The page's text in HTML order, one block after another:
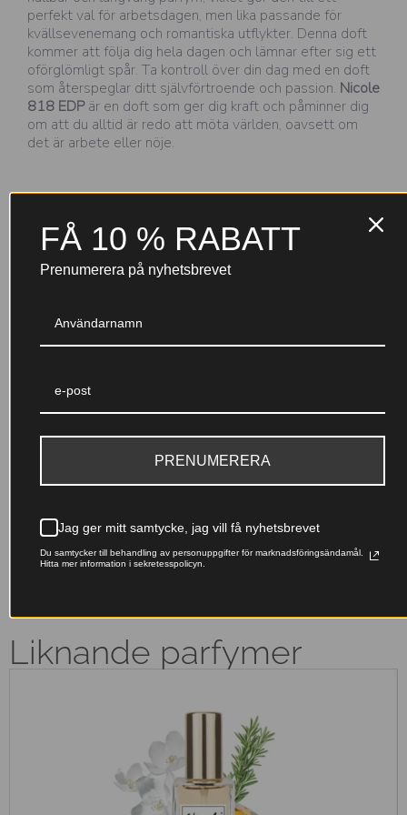
perfekt val för arbetsdagen, men lika passande för
kvällsevenemang och romantiska utflykter. Denna doft
kommer att följa dig hela dagen och lämnar efter sig ett
oförglömligt spår. Ta kontroll över din dag med en doft
som återspeglar ditt självförtroende och passion. Nicole
818 EDPär en doft som ger dig kraft och påminner dig
om att du alltid är redo att möta världen, oavsett om
det är arbete eller nöje.
Varför välja Nicole-parfymer?
Till 30 %
parfymkoncentration (EDP+)
med lång hållbarhet – skapad
Noggrant testade ingredienser
Franska essenser
Originalfranska doftoljor –
känns rätt.
Miljövänligt val
Våra påfyllningsbara flaskor
naturen samtidigt som du doftar
Liknande parfymer
FÅ 10 % RABATT
Prenumerera på nyhetsbrevet
PRENUMERERA
Jag ger mitt samtycke, jag vill få nyhetsbrevet
Du samtycker till behandling av personuppgifter för marknadsföringsändamål.
Hitta mer information i sekretesspolicyn.